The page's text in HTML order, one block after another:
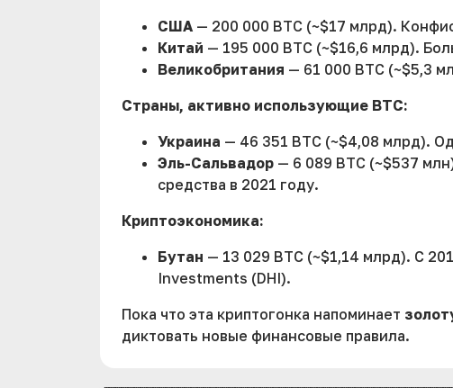
США — 200 000 BTC (~$17 млрд).
Китай — 195 000 BTC (~$16,6 млрд).
Великобритания — 61 000 BTC (~$5,3
Страны, активно использующие BTC:
Украина — 46 351 BTC (~$4,08 млрд).
Эль-Сальвадор — 6 089 BTC (~$537
средства в 2021 году.
Криптоэкономика:
Бутан — 13 029 BTC (~$1,14 млрд). С
Investments (DHI).
Пока что эта криптогонка напоминает
диктовать новые финансовые правила.